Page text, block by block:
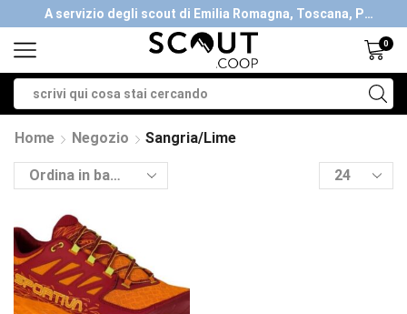
A servizio degli scout di Emilia Romagna, Toscana, Piemonte, Valle d'Aosta- Gratis la spedizione con ordini > €40
0
Home Negozio Sangria/lime